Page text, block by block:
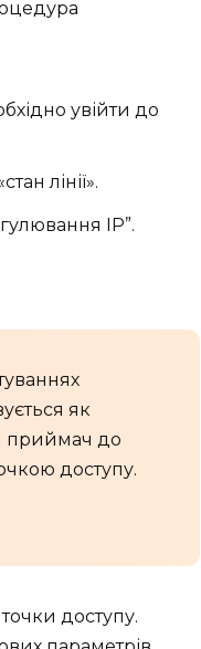
увійти до
лінії».
IP”.
як
приймач до
доступу.
доступу.